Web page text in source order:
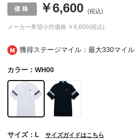
獲得ステージマイル：最大330マイル
メーカー希望小売価格 ￥6,600(税込)
￥6,600 (税込)
カラー：WH00
サイズ：L サイズガイドはこちら